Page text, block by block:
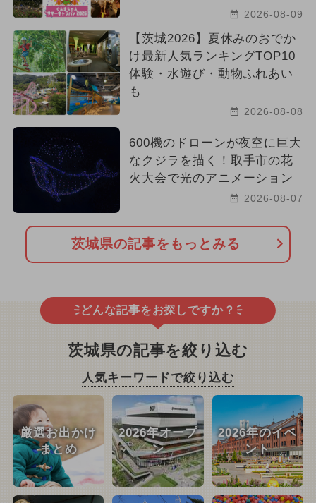
2026-08-09
【茨城2026】夏休みのおでか
け最新人気ランキングTOP10
体験・水遊び・動物ふれあい
も
2026-08-08
600機のドローンが夜空に巨大
なクジラを描く！取手市の花
火大会で光のアニメーション
2026-08-07
茨城県の記事をもっとみる
どんな記事をお探しですか？
茨城県の記事を絞り込む
人気キーワードで絞り込む
厳選お出かけ
まとめ
2026年オープ
ン
2026年のイベ
ント